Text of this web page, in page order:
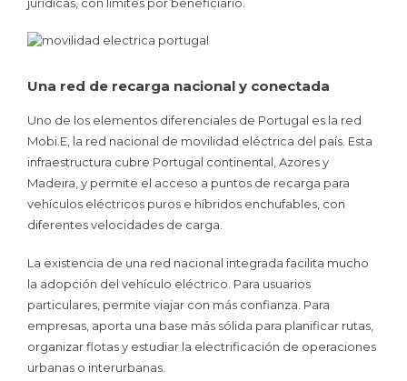
jurídicas, con límites por beneficiario.
Una red de recarga nacional y conectada
Uno de los elementos diferenciales de Portugal es la red
Mobi.E, la red nacional de movilidad eléctrica del país. Esta
infraestructura cubre Portugal continental, Azores y
Madeira, y permite el acceso a puntos de recarga para
vehículos eléctricos puros e híbridos enchufables, con
diferentes velocidades de carga.
La existencia de una red nacional integrada facilita mucho
la adopción del vehículo eléctrico. Para usuarios
particulares, permite viajar con más confianza. Para
empresas, aporta una base más sólida para planificar rutas,
organizar flotas y estudiar la electrificación de operaciones
urbanas o interurbanas.